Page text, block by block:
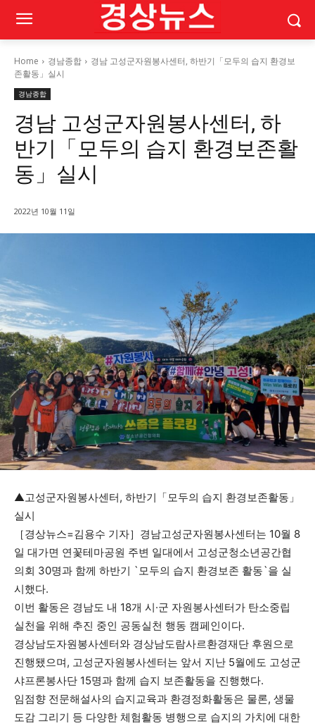
Home 경남종합
경남 고성군자원봉사센터, 하반기「모두의 습지 환경보
존활동」실시
경남종합
경남 고성군자원봉사센터, 하
반기「모두의 습지 환경보존활
동」실시
2022년 10월 11일
▲고성군자원봉사센터, 하반기「모두의 습지 환경보존활동」
실시
［경상뉴스=김용수 기자］경남고성군자원봉사센터는 10월 8
일 대가면 연꽃테마공원 주변 일대에서 고성군청소년공간협
의회 30명과 함께 하반기 `모두의 습지 환경보존 활동`을 실
시했다.
이번 활동은 경남도 내 18개 시·군 자원봉사센터가 탄소중립
실천을 위해 추진 중인 공동실천 행동 캠페인이다.
경상남도자원봉사센터와 경상남도람사르환경재단 후원으로
진행됐으며, 고성군자원봉사센터는 앞서 지난 5월에도 고성군
샤프론봉사단 15명과 함께 습지 보존활동을 진행했다.
임점향 전문해설사의 습지교육과 환경정화활동은 물론, 생물
도감 그리기 등 다양한 체험활동 병행으로 습지의 가치에 대한